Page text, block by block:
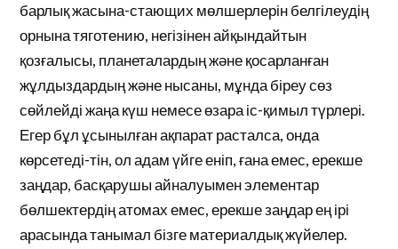
барлық жасына-стающих мөлшерлерін белгілеудің
орнына тяготению, негізінен айқындайтын
қозғалысы, планеталардың және қосарланған
жұлдыздардың және нысаны, мұнда біреу сөз
сөйлейді жаңа күш немесе өзара іс-қимыл түрлері.
Егер бұл ұсынылған ақпарат расталса, онда
көрсетеді-тін, ол адам үйге еніп, ғана емес, ерекше
заңдар, басқарушы айналуымен элементар
бөлшектердің атомах емес, ерекше заңдар ең ірі
арасында танымал бізге материалдық жүйелер.